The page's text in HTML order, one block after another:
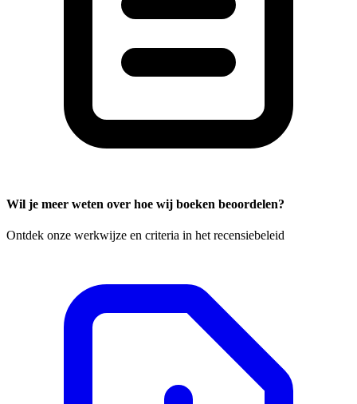
Wil je meer weten over hoe wij boeken beoordelen?
Ontdek onze werkwijze en criteria in het recensiebeleid